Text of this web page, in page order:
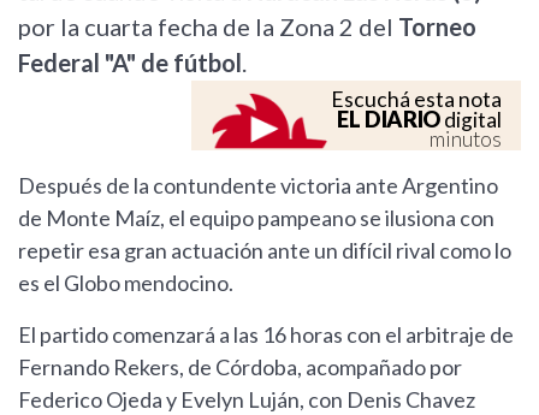
por la cuarta fecha de la Zona 2 del Torneo
Federal "A" de fútbol .
Escuchá esta nota
EL DIARIOdigital
minutos
Después de la contundente victoria ante Argentino
de Monte Maíz, el equipo pampeano se ilusiona con
repetir esa gran actuación ante un difícil rival como lo
es el Globo mendocino.
El partido comenzará a las 16 horas con el arbitraje de
Fernando Rekers, de Córdoba, acompañado por
Federico Ojeda y Evelyn Luján, con Denis Chavez